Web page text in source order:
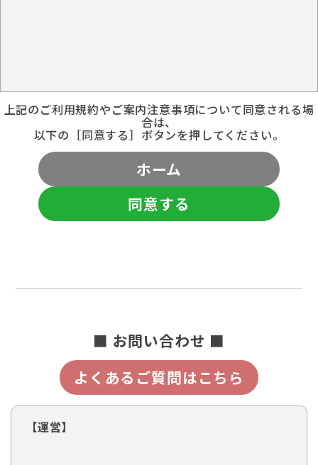
上記のご利用規約やご案内注意事項について同意される場
合は、
以下の［同意する］ボタンを押してください。
ホーム
同意する
■ お問い合わせ ■
よくあるご質問はこちら
【運営】